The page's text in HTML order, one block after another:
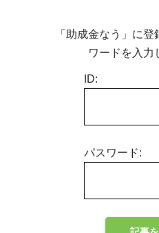
「助成金なう」に
ワードを入力
ID:
パスワード: